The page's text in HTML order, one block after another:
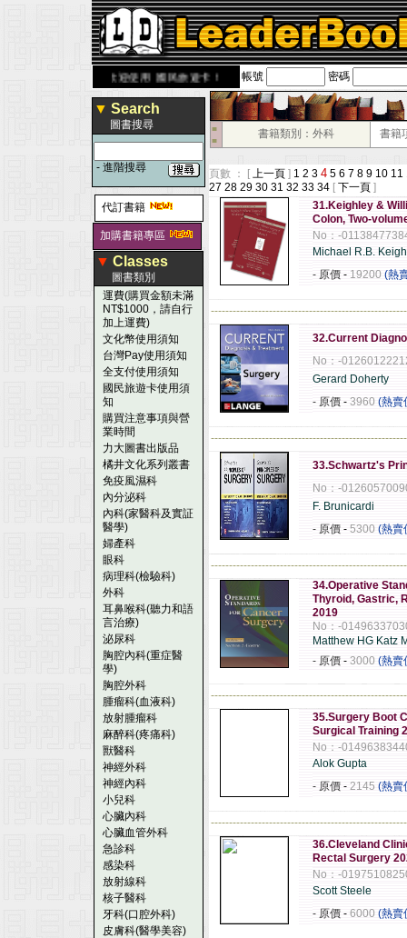
歡迎使用 國民旅遊卡！！ 帳號 密碼
▼ Search
圖書搜尋
- 進階搜尋
代訂書籍
加購書籍專區
▼ Classes
圖書類別
運費(購買金額未滿
NT$1000，請自行
加上運費)
文化幣使用須知
台灣Pay使用須知
全支付使用須知
國民旅遊卡使用須
知
購買注意事項與營
業時間
力大圖書出版品
橘井文化系列叢書
免疫風濕科
內分泌科
內科(家醫科及實証
醫學)
婦產科
眼科
病理科(檢驗科)
外科
耳鼻喉科(聽力和語
言治療)
泌尿科
胸腔內科(重症醫
學)
胸腔外科
腫瘤科(血液科)
放射腫瘤科
麻醉科(疼痛科)
獸醫科
神經外科
神經內科
小兒科
心臟內科
心臟血管外科
急診科
感染科
放射線科
核子醫科
牙科(口腔外科)
皮膚科(醫學美容)
■
■
書籍類別：外科 書籍
頁數 ： [ 上一頁 ] 1 2 3 4 5 6 7 8 9 10 11
27 28 29 30 31 32 33 34 [ 下一頁 ]
31.Keighley &
Colon, Two-
No：-
Michael R.B.
- 原價 - 19200 (熱
32.Current
No：-
Gerard Doherty
- 原價 - 3960 (熱賣
33.Schwartz's
No：-
F. Brunicardi
- 原價 - 5300 (熱賣
34.Operative
Thyroid, Gastric,
2019
No：-
Matthew HG Katz
- 原價 - 3000 (熱賣
35.Surgery Boot
Surgical Training
No：-
Alok Gupta
- 原價 - 2145 (熱賣
36.Cleveland
Rectal Surgery
No：-
Scott Steele
- 原價 - 6000 (熱賣